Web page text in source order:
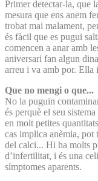
Primer detectar-la, que
mesura que ens anem
trobat mai malament,
és fàcil que es pugui
comencen a anar amb
aniversari fan algun
arreu i va amb por. Ella
Que no mengi o que...
No la puguin
és perquè el seu
en molt petites
cas implica anèmia, pot
del calci... Hi ha molts
d’infertilitat, i és una
símptomes aparents.